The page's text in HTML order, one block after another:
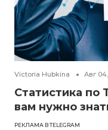
Victoria Hubkina Авг
Статистика по
вам нужно
РЕКЛАМА В TELEGRAM